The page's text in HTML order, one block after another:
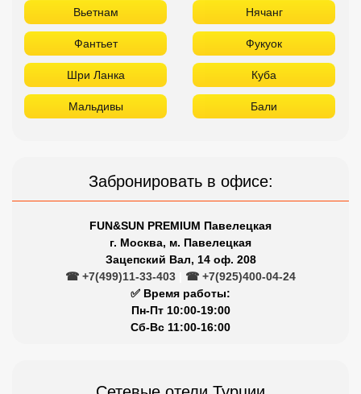
Вьетнам Нячанг
Фантьет Фукуок
Шри Ланка Куба
Мальдивы Бали
Забронировать в офисе:
FUN&SUN PREMIUM Павелецкая
г. Москва, м. Павелецкая
Зацепский Вал, 14 оф. 208
☎ +7(499)11-33-403
☎ +7(925)400-04-24
✅ Время работы:
Пн-Пт 10:00-19:00
Сб-Вс 11:00-16:00